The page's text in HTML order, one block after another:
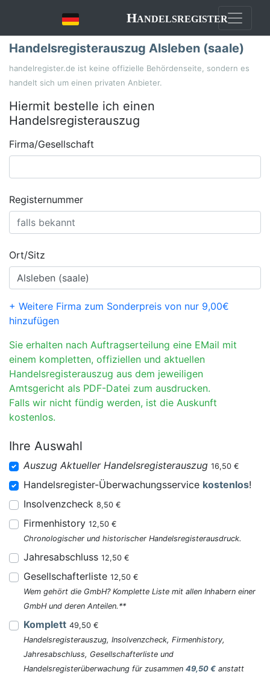
Handelsregister
Handelsregisterauszug Alsleben (saale)
handelregister.de ist keine offizielle Behördenseite, sondern es
handelt sich um einen privaten Anbieter.
Hiermit bestelle ich einen
Handelsregisterauszug
Firma/Gesellschaft
Registernummer
Ort/Sitz
+ Weitere Firma zum Sonderpreis von nur 9,00€
hinzufügen
Sie erhalten nach Auftragserteilung eine EMail mit
einem kompletten, offiziellen und aktuellen
Handelsregisterauszug aus dem jeweiligen
Amtsgericht als PDF-Datei zum ausdrucken.
Falls wir nicht fündig werden, ist die Auskunft
kostenlos.
Ihre Auswahl
Auszug Aktueller Handelsregisterauszug 16,50 €
Handelsregister-Überwachungsservice kostenlos!
Insolvenzcheck 8,50 €
Firmenhistory 12,50 €
Chronologischer und historischer Handelsregisterausdruck.
Jahresabschluss 12,50 €
Gesellschafterliste 12,50 €
Wem gehört die GmbH? Komplette Liste mit allen Inhabern einer
GmbH und deren Anteilen.**
Komplett 49,50 €
Handelsregisterauszug, Insolvenzcheck, Firmenhistory,
Jahresabschluss, Gesellschafterliste und
Handelsregisterüberwachung für zusammen 49,50 € anstatt